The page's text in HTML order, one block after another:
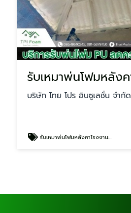
บริษัท ไทย โปร อินซูเลชั่น จำกัด
รับเหมาพ่นโฟมหลังคาโรงงาน โกดัง